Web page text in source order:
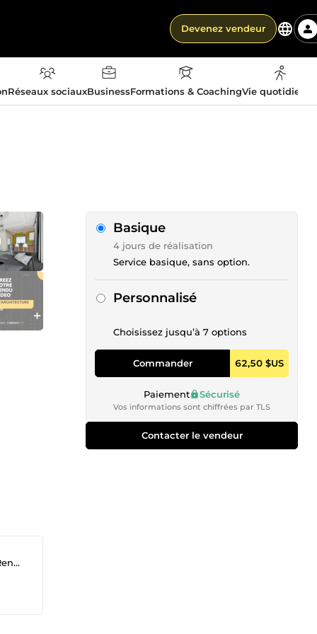
Devenez vendeur
Réseaux sociauxBusinessFormations & CoachingVie
Basique
4 jours de réalisation
Service basique, sans option.
Personnalisé
Choisissez jusqu’à 7 options
Commander 62,50 $US
Paiement Sécurisé
Vos informations sont chiffrées par TLS
Contacter le vendeur